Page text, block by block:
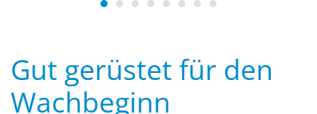
Wasserwacht Marktoberdorf
Gut gerüstet für den
Wachbeginn